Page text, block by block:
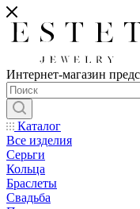
Интернет-магазин
Каталог
Все изделия
Серьги
Кольца
Браслеты
Свадьба